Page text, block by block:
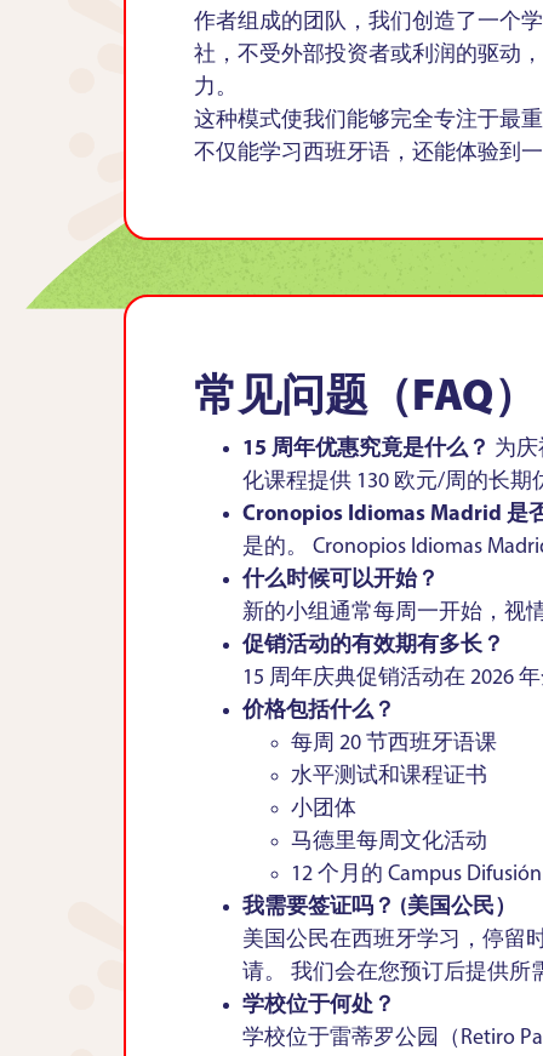
作者组成的团队，我们创造了一个
社，不受外部投资者或利润的驱动
力。
这种模式使我们能够完全专注于最
不仅能学习西班牙语，还能体验到
常见问题（FAQ）
15 周年优惠究竟是什么？ 为庆
化课程提供 130 欧元/周的长期
Cronopios Idiomas Madrid 是
是的。 Cronopios Idiomas
什么时候可以开始？
新的小组通常每周一开始，视
促销活动的有效期有多长？
15 周年庆典促销活动在 2026
价格包括什么？
每周 20 节西班牙语课
水平测试和课程证书
小团体
马德里每周文化活动
12 个月的 Campus
我需要签证吗？ (美国公民）
美国公民在西班牙学习，停留
请。 我们会在您预订后提供所
学校位于何处？
学校位于雷蒂罗公园（Retiro